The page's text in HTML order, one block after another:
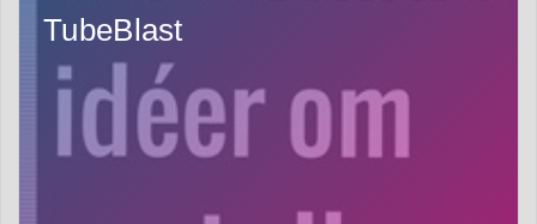
TubeBlast